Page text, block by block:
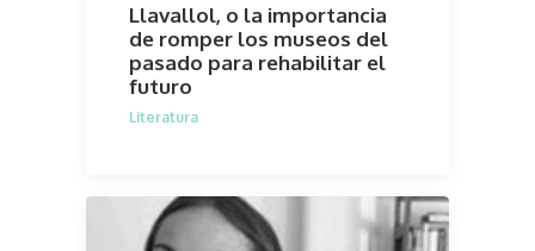
Llavallol, o la importancia
de romper los museos del
pasado para rehabilitar el
futuro
Literatura